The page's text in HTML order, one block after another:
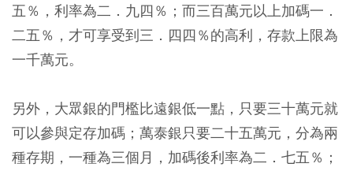
五％，利率為二．九四％；而三百萬元以上加碼一．
二五％，才可享受到三．四四％的高利，存款上限為
一千萬元。
另外，大眾銀的門檻比遠銀低一點，只要三十萬元就
可以參與定存加碼；萬泰銀只要二十五萬元，分為兩
種存期，一種為三個月，加碼後利率為二．七五％；